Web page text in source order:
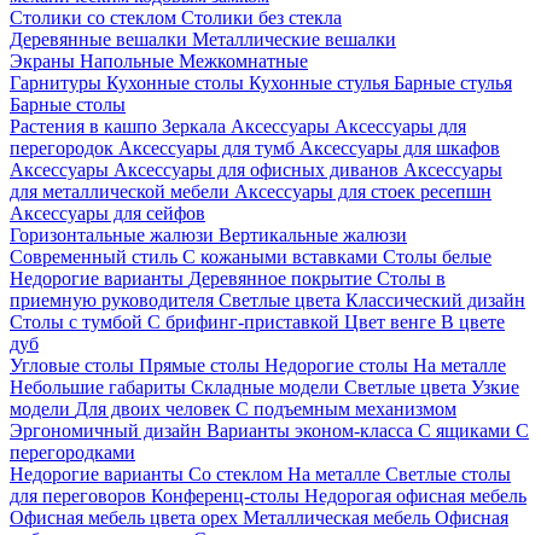
Столики со стеклом Столики без стекла
Деревянные вешалки Металлические вешалки
Экраны Напольные Межкомнатные
Гарнитуры Кухонные столы Кухонные стулья Барные стулья
Барные столы
Растения в кашпо Зеркала Аксессуары Аксессуары для
перегородок Аксессуары для тумб Аксессуары для шкафов
Аксессуары Аксессуары для офисных диванов Аксессуары
для металлической мебели Аксессуары для стоек ресепшн
Аксессуары для сейфов
Горизонтальные жалюзи Вертикальные жалюзи
Современный стиль С кожаными вставками Столы белые
Недорогие варианты Деревянное покрытие Столы в
приемную руководителя Светлые цвета Классический дизайн
Столы с тумбой С брифинг-приставкой Цвет венге В цвете
дуб
Угловые столы Прямые столы Недорогие столы На металле
Небольшие габариты Складные модели Светлые цвета Узкие
модели Для двоих человек С подъемным механизмом
Эргономичный дизайн Варианты эконом-класса С ящиками С
перегородками
Недорогие варианты Со стеклом На металле Светлые столы
для переговоров Конференц-столы Недорогая офисная мебель
Офисная мебель цвета орех Металлическая мебель Офисная